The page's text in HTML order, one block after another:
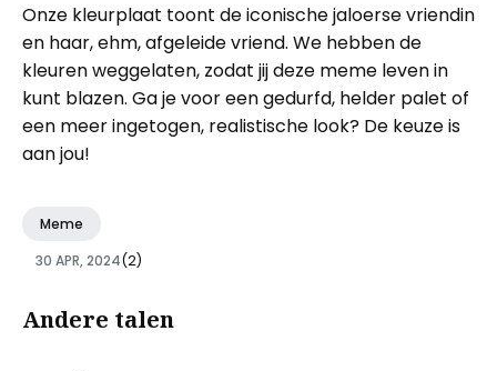
Onze kleurplaat toont de iconische jaloerse vriendin
en haar, ehm, afgeleide vriend. We hebben de
kleuren weggelaten, zodat jij deze meme leven in
kunt blazen. Ga je voor een gedurfd, helder palet of
een meer ingetogen, realistische look? De keuze is
aan jou!
Meme
30 APR, 2024(2)
Andere talen